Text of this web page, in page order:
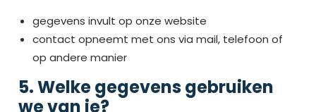
gegevens invult op onze website
contact opneemt met ons via mail, telefoon of
op andere manier
5. Welke gegevens gebruiken
we van je?